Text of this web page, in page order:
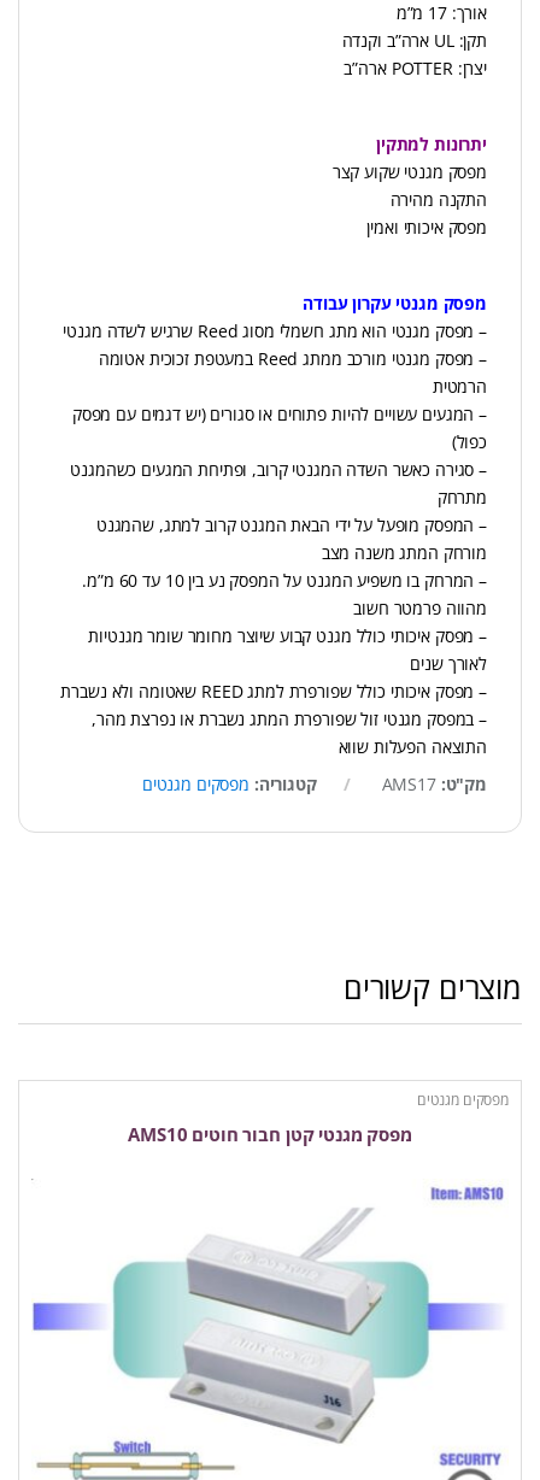
אורך: 17 מ”מ
תקן: UL ארה”ב וקנדה
יצרן: POTTER ארה”ב
יתרונות למתקין
מפסק מגנטי שקוע קצר
התקנה מהירה
מפסק איכותי ואמין
מפסק מגנטי עקרון עבודה
– מפסק מגנטי הוא מתג חשמלי מסוג Reed שרגיש לשדה מגנטי
– מפסק מגנטי מורכב ממתג Reed במעטפת זכוכית אטומה
הרמטית
– המגעים עשויים להיות פתוחים או סגורים (יש דגמים עם מפסק
כפול)
– סגירה כאשר השדה המגנטי קרוב, ופתיחת המגעים כשהמגנט
מתרחק
– המפסק מופעל על ידי הבאת המגנט קרוב למתג, שהמגנט
מורחק המתג משנה מצב
– המרחק בו משפיע המגנט על המפסק נע בין 10 עד 60 מ”מ.
מהווה פרמטר חשוב
– מפסק איכותי כולל מגנט קבוע שיוצר מחומר שומר מגנטיות
לאורך שנים
– מפסק איכותי כולל שפורפרת למתג REED שאטומה ולא נשברת
– במפסק מגנטי זול שפורפרת המתג נשברת או נפרצת מהר,
התוצאה הפעלות שווא
מק"ט:AMS17 קטגוריה: מפסקים מגנטים
מוצרים קשורים
מפסקים מגנטים
מפסק מגנטי קטן חבור חוטים AMS10